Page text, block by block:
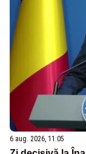
6 aug. 2026, 11:05